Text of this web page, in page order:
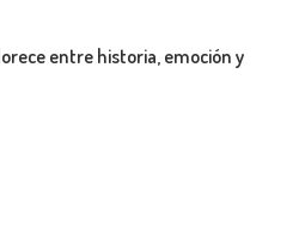
entre historia, emoción y